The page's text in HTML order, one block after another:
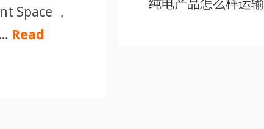
Space ，
Read